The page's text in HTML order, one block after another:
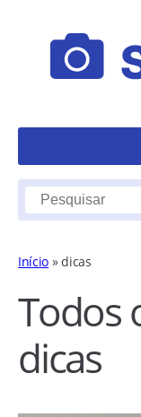
Início »dicas
Todos
dicas